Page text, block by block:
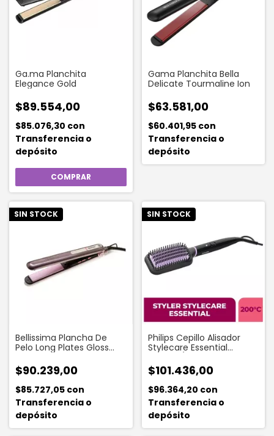
Ga.ma Planchita
Elegance Gold
$89.554,00
$85.076,30 con
Transferencia o
depósito
Gama Planchita Bella
Delicate Tourmaline Ion
$63.581,00
$60.401,95 con
Transferencia o
depósito
SIN STOCK
Bellissima Plancha De
Pelo Long Plates Gloss
$90.239,00
$85.727,05 con
Transferencia o
depósito
SIN STOCK
Philips Cepillo Alisador
Stylecare Essential
$101.436,00
$96.364,20 con
Transferencia o
depósito